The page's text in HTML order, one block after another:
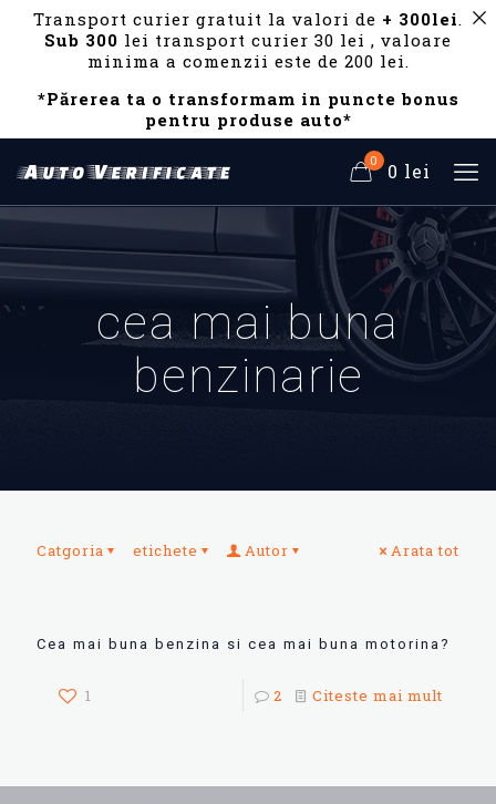
Transport curier gratuit la valori de + 300lei.
Sub 300 lei transport curier 30 lei , valoare
minima a comenzii este de 200 lei.
*Părerea ta o transformam in puncte bonus
pentru produse auto*
0 0 lei
cea mai buna
benzinarie
Catgoria etichete Autor Arata tot
Cea mai buna benzina si cea mai buna motorina?
1 2 Citeste mai mult